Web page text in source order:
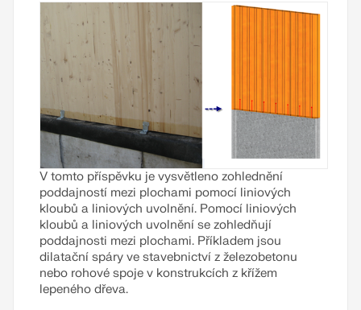
V tomto příspěvku je vysvětleno zohlednění
poddajností mezi plochami pomocí liniových
kloubů a liniových uvolnění. Pomocí liniových
kloubů a liniových uvolnění se zohledňují
poddajnosti mezi plochami. Příkladem jsou
dilatační spáry ve stavebnictví z železobetonu
nebo rohové spoje v konstrukcích z křížem
lepeného dřeva.